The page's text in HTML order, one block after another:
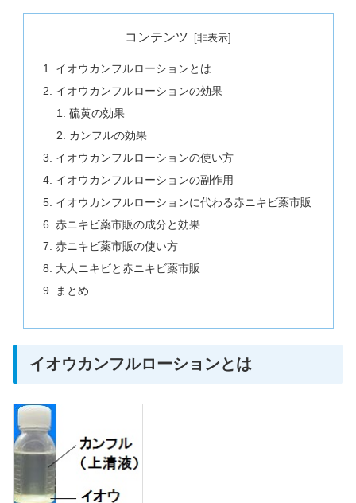
コンテンツ
イオウカンフルローションとは
イオウカンフルローションの効果
硫黄の効果
カンフルの効果
イオウカンフルローションの使い方
イオウカンフルローションの副作用
イオウカンフルローションに代わる赤ニキビ薬市販
赤ニキビ薬市販の成分と効果
赤ニキビ薬市販の使い方
大人ニキビと赤ニキビ薬市販
まとめ
イオウカンフルローションとは